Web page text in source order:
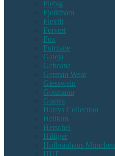
Fiebig
Fjellräven
Flexfit
Forvert
Fox
Futrzane
Galeja
Gebeana
German Wear
Giesswein
Göttmann
Guerra
Harrys Collection
Helikon
Herschel
Hilfiger
Hofbräuhaus München
HUF